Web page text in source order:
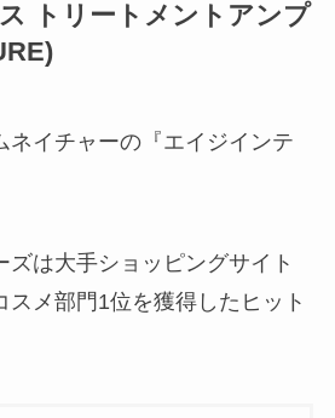
トリートメントアンプ
ネイチャーの『エイジインテ
ズは大手ショッピングサイト
スメ部門1位を獲得したヒット